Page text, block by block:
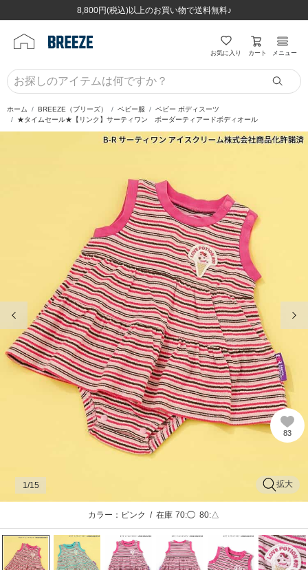
8,800円(税込)以上のお買い物で送料無料♪
ほぼ全品半額！！8/12(水)お昼12:59まで！！
8,800円(税込)以上のお買い物で送料無料♪
ほぼ全品半額！！8/12(水)お昼12:59まで！！
お気に入り カート メニュー
ホーム BREEZE（ブリーズ） ベビー服
ベビー ボディスーツ
★タイムセール★【リンク】サーティワン ボーダーティアードボディオール
前の画像
83
拡大
1 /15
カラー：ピンク / 在庫 70:◯ 80:△